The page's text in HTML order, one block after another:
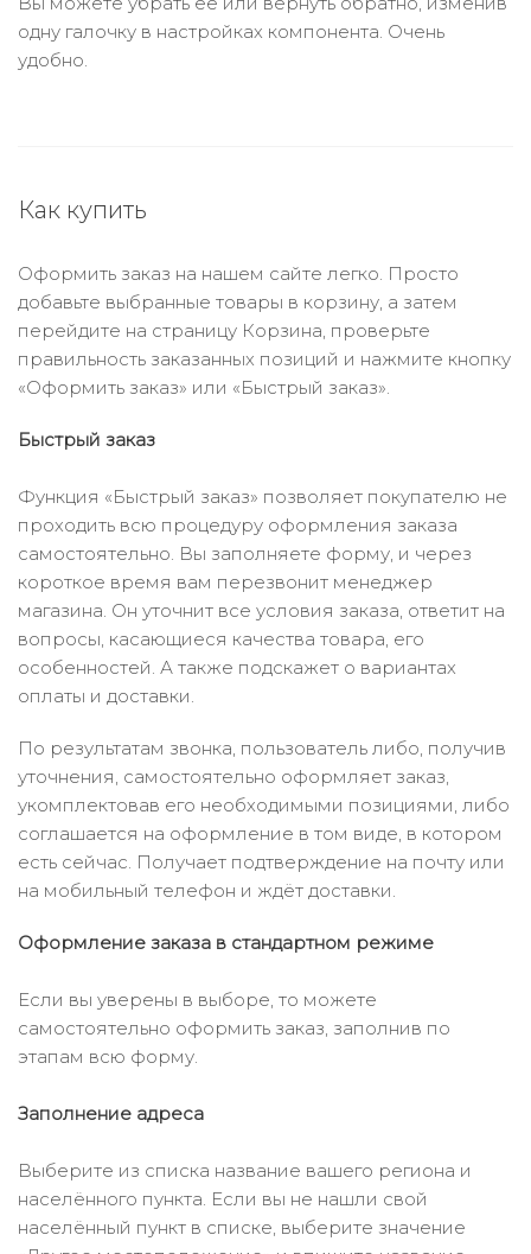
одну галочку в настройках компонента. Очень
удобно.
Как купить
Оформить заказ на нашем сайте легко. Просто
добавьте выбранные товары в корзину, а затем
перейдите на страницу Корзина, проверьте
правильность заказанных позиций и нажмите кнопку
«Оформить заказ» или «Быстрый заказ».
Быстрый заказ
Функция «Быстрый заказ» позволяет покупателю не
проходить всю процедуру оформления заказа
самостоятельно. Вы заполняете форму, и через
короткое время вам перезвонит менеджер
магазина. Он уточнит все условия заказа, ответит на
вопросы, касающиеся качества товара, его
особенностей. А также подскажет о вариантах
оплаты и доставки.
По результатам звонка, пользователь либо, получив
уточнения, самостоятельно оформляет заказ,
укомплектовав его необходимыми позициями, либо
соглашается на оформление в том виде, в котором
есть сейчас. Получает подтверждение на почту или
на мобильный телефон и ждёт доставки.
Оформление заказа в стандартном режиме
Если вы уверены в выборе, то можете
самостоятельно оформить заказ, заполнив по
этапам всю форму.
Заполнение адреса
Выберите из списка название вашего региона и
населённого пункта. Если вы не нашли свой
населённый пункт в списке, выберите значение